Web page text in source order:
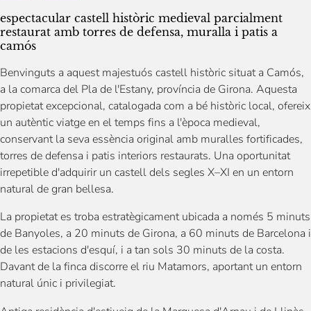
espectacular castell històric medieval parcialment
restaurat amb torres de defensa, muralla i patis a
camós
Benvinguts a aquest majestuós castell històric situat a Camós,
a la comarca del Pla de l'Estany, província de Girona. Aquesta
propietat excepcional, catalogada com a bé històric local, ofereix
un autèntic viatge en el temps fins a l'època medieval,
conservant la seva essència original amb muralles fortificades,
torres de defensa i patis interiors restaurats. Una oportunitat
irrepetible d'adquirir un castell dels segles X–XI en un entorn
natural de gran bellesa.
La propietat es troba estratègicament ubicada a només 5 minuts
de Banyoles, a 20 minuts de Girona, a 60 minuts de Barcelona i
de les estacions d'esquí, i a tan sols 30 minuts de la costa.
Davant de la finca discorre el riu Matamors, aportant un entorn
natural únic i privilegiat.